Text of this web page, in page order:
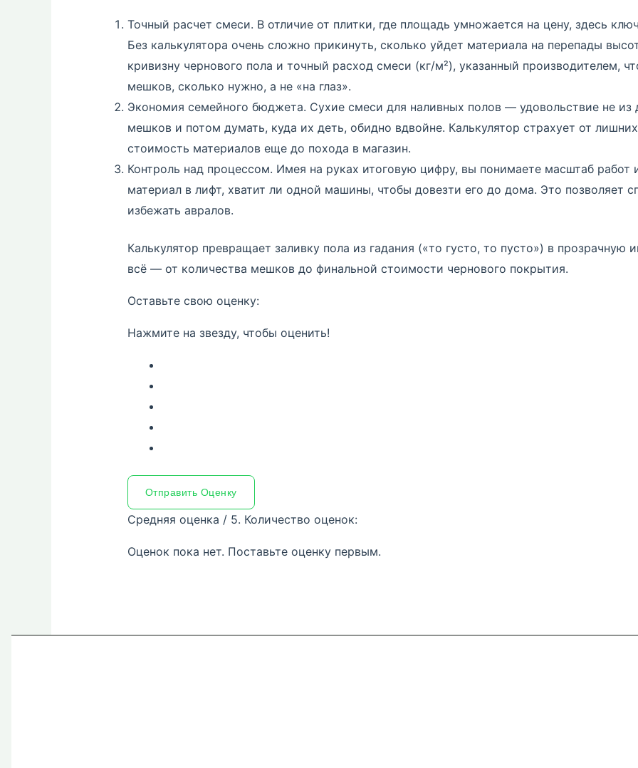
Точный расчет смеси. В отличие от плитки, где площадь умножается на цену, здесь
Без калькулятора очень сложно прикинуть, сколько уйдет материала на перепады
кривизну чернового пола и точный расход смеси (кг/м²), указанный производителем,
мешков, сколько нужно, а не «на глаз».
Экономия семейного бюджета. Сухие смеси для наливных полов — удовольствие не из
мешков и потом думать, куда их деть, обидно вдвойне. Калькулятор страхует от
стоимость материалов еще до похода в магазин.
Контроль над процессом. Имея на руках итоговую цифру, вы понимаете масштаб работ
материал в лифт, хватит ли одной машины, чтобы довезти его до дома. Это позволяет
избежать авралов.
Калькулятор превращает заливку пола из гадания («то густо, то пусто») в прозрачную
всё — от количества мешков до финальной стоимости чернового покрытия.
Оставьте свою оценку:
Нажмите на звезду, чтобы оценить!
Отправить Оценку
Средняя оценка / 5. Количество оценок:
Оценок пока нет. Поставьте оценку первым.